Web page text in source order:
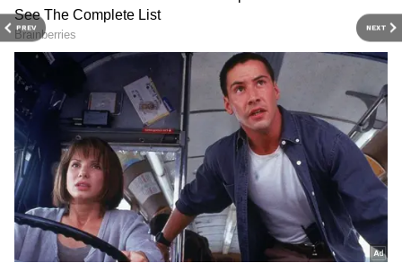
PREV NEXT
பகுதி ஒரு காலத்தில் உள்ளூர் சவுகான்
வம்சத்தின் ஆட்சியின் கீழ் இருந்தது.
இன்று, சம்பாரில் இருந்து வரும் உப்பு,
இந்தியா முழுவதும் சென்றடைகிறது.